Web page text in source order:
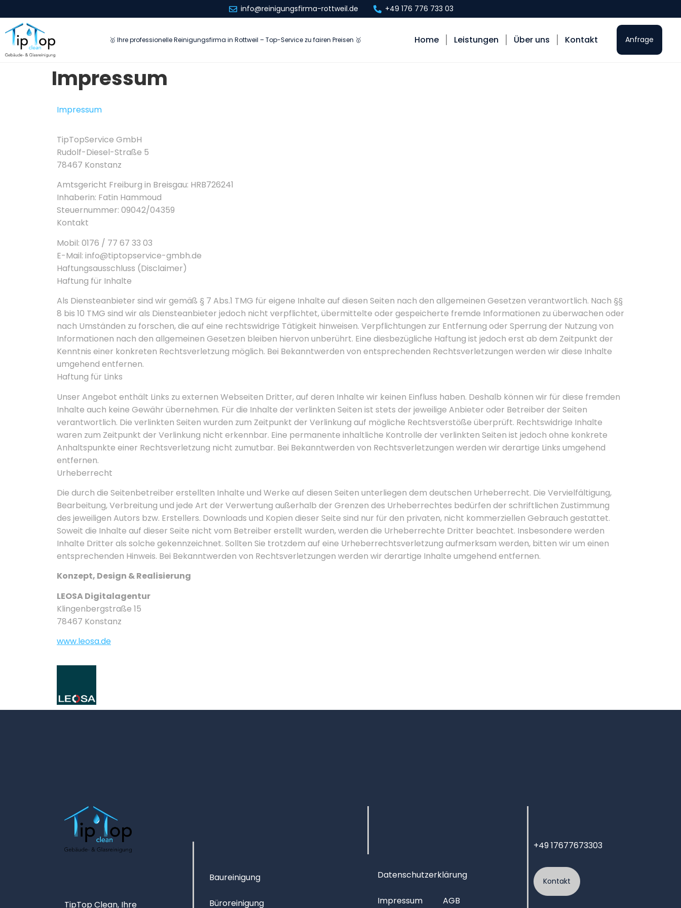
info@reinigungsfirma-rottweil.de +49 176 776 733 03
🥇 Ihre professionelle Reinigungsfirma in Rottweil – Top-Service zu fairen Preisen 🥇 Home Leistungen Über uns Kontakt Anfrage
Impressum
Impressum
TipTopService GmbH
Rudolf-Diesel-Straße 5
78467 Konstanz
Amtsgericht Freiburg in Breisgau: HRB726241
Inhaberin: Fatin Hammoud
Steuernummer: 09042/04359
Kontakt
Mobil: 0176 / 77 67 33 03
E-Mail: info@tiptopservice-gmbh.de
Haftungsausschluss (Disclaimer)
Haftung für Inhalte
Als Diensteanbieter sind wir gemäß § 7 Abs.1 TMG für eigene Inhalte auf diesen Seiten nach den allgemeinen Gesetzen verantwortlich. Nach §§
8 bis 10 TMG sind wir als Diensteanbieter jedoch nicht verpflichtet, übermittelte oder gespeicherte fremde Informationen zu überwachen oder
nach Umständen zu forschen, die auf eine rechtswidrige Tätigkeit hinweisen. Verpflichtungen zur Entfernung oder Sperrung der Nutzung von
Informationen nach den allgemeinen Gesetzen bleiben hiervon unberührt. Eine diesbezügliche Haftung ist jedoch erst ab dem Zeitpunkt der
Kenntnis einer konkreten Rechtsverletzung möglich. Bei Bekanntwerden von entsprechenden Rechtsverletzungen werden wir diese Inhalte
umgehend entfernen.
Haftung für Links
Unser Angebot enthält Links zu externen Webseiten Dritter, auf deren Inhalte wir keinen Einfluss haben. Deshalb können wir für diese fremden
Inhalte auch keine Gewähr übernehmen. Für die Inhalte der verlinkten Seiten ist stets der jeweilige Anbieter oder Betreiber der Seiten
verantwortlich. Die verlinkten Seiten wurden zum Zeitpunkt der Verlinkung auf mögliche Rechtsverstöße überprüft. Rechtswidrige Inhalte
waren zum Zeitpunkt der Verlinkung nicht erkennbar. Eine permanente inhaltliche Kontrolle der verlinkten Seiten ist jedoch ohne konkrete
Anhaltspunkte einer Rechtsverletzung nicht zumutbar. Bei Bekanntwerden von Rechtsverletzungen werden wir derartige Links umgehend
entfernen.
Urheberrecht
Die durch die Seitenbetreiber erstellten Inhalte und Werke auf diesen Seiten unterliegen dem deutschen Urheberrecht. Die Vervielfältigung,
Bearbeitung, Verbreitung und jede Art der Verwertung außerhalb der Grenzen des Urheberrechtes bedürfen der schriftlichen Zustimmung
des jeweiligen Autors bzw. Erstellers. Downloads und Kopien dieser Seite sind nur für den privaten, nicht kommerziellen Gebrauch gestattet.
Soweit die Inhalte auf dieser Seite nicht vom Betreiber erstellt wurden, werden die Urheberrechte Dritter beachtet. Insbesondere werden
Inhalte Dritter als solche gekennzeichnet. Sollten Sie trotzdem auf eine Urheberrechtsverletzung aufmerksam werden, bitten wir um einen
entsprechenden Hinweis. Bei Bekanntwerden von Rechtsverletzungen werden wir derartige Inhalte umgehend entfernen.
Konzept, Design & Realisierung
LEOSA Digitalagentur
Klingenbergstraße 15
78467 Konstanz
www.leosa.de
TipTop Clean, Ihre
Baureinigung
Büroreinigung
Datenschutzerklärung
Impressum AGB
+49 17677673303
Kontakt